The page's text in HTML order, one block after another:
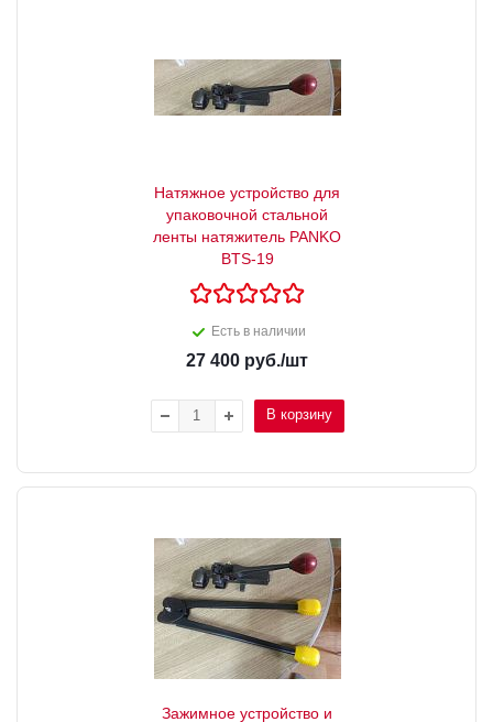
Натяжное устройство для
упаковочной стальной
ленты натяжитель PANKO
BTS-19
Есть в наличии
27 400 руб./шт
В корзину
Зажимное устройство и